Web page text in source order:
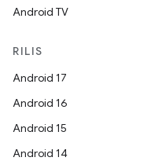
Android TV
RILIS
Android 17
Android 16
Android 15
Android 14